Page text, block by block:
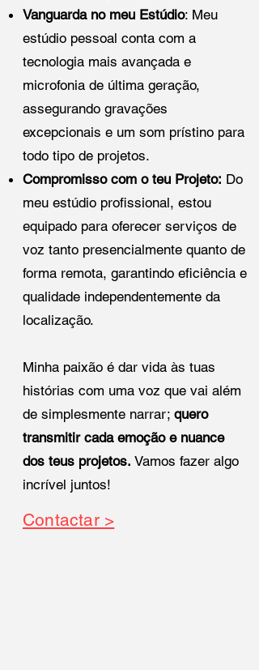
Vanguarda no meu Estúdio: Meu
estúdio pessoal conta com a
tecnologia mais avançada e
microfonia de última geração,
assegurando gravações
excepcionais e um som prístino para
todo tipo de projetos.
Compromisso com o teu Projeto: Do
meu estúdio profissional, estou
equipado para oferecer serviços de
voz tanto presencialmente quanto de
forma remota, garantindo eficiência e
qualidade independentemente da
localização.
Minha paixão é dar vida às tuas
histórias com uma voz que vai além
de simplesmente narrar; quero
transmitir cada emoção e nuance
dos teus projetos. Vamos fazer algo
incrível juntos!
Contactar >